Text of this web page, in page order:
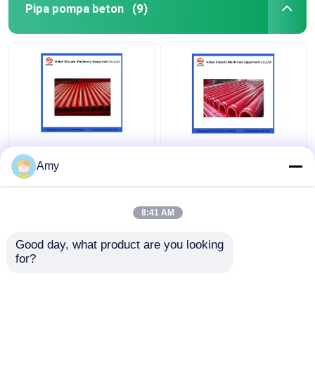
Pipa pompa beton (9)
Amy
8:41 AM
Good day, what product are you looking
for?